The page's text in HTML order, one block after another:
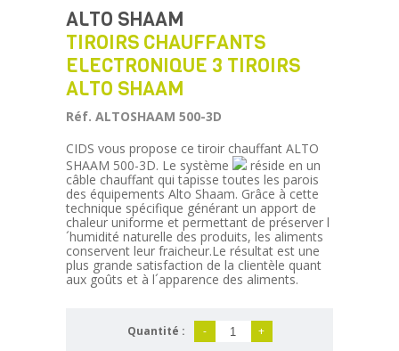
ALTO SHAAM
TIROIRS CHAUFFANTS
ELECTRONIQUE 3 TIROIRS
ALTO SHAAM
Réf. ALTOSHAAM 500-3D
CIDS vous propose ce tiroir chauffant ALTO
SHAAM 500-3D. Le système
réside en un
câble chauffant qui tapisse toutes les parois
des équipements Alto Shaam. Grâce à cette
technique spécifique générant un apport de
chaleur uniforme et permettant de préserver l
´humidité naturelle des produits, les aliments
conservent leur fraicheur.Le résultat est une
plus grande satisfaction de la clientèle quant
aux goûts et à l´apparence des aliments.
Quantité : - +